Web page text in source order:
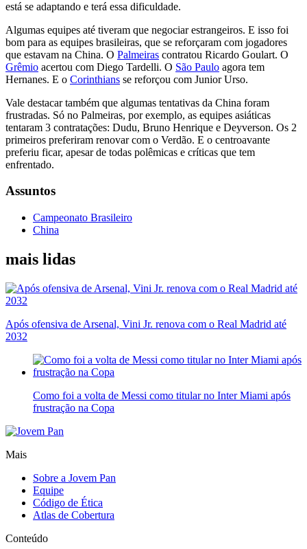
está se adaptando e terá essa dificuldade.
Algumas equipes até tiveram que negociar estrangeiros. E isso foi
bom para as equipes brasileiras, que se reforçaram com jogadores
que estavam na China. O Palmeiras contratou Ricardo Goulart. O
Grêmio acertou com Diego Tardelli. O São Paulo agora tem
Hernanes. E o Corinthians se reforçou com Junior Urso.
Vale destacar também que algumas tentativas da China foram
frustradas. Só no Palmeiras, por exemplo, as equipes asiáticas
tentaram 3 contratações: Dudu, Bruno Henrique e Deyverson. Os 2
primeiros preferiram renovar com o Verdão. E o centroavante
preferiu ficar, apesar de todas polêmicas e críticas que tem
enfrentado.
Assuntos
Campeonato Brasileiro
China
mais lidas
Após ofensiva de Arsenal, Vini Jr. renova com o Real Madrid até
2032
Como foi a volta de Messi como titular no Inter Miami após
frustração na Copa
Mais
Sobre a Jovem Pan
Equipe
Código de Ética
Atlas de Cobertura
Conteúdo